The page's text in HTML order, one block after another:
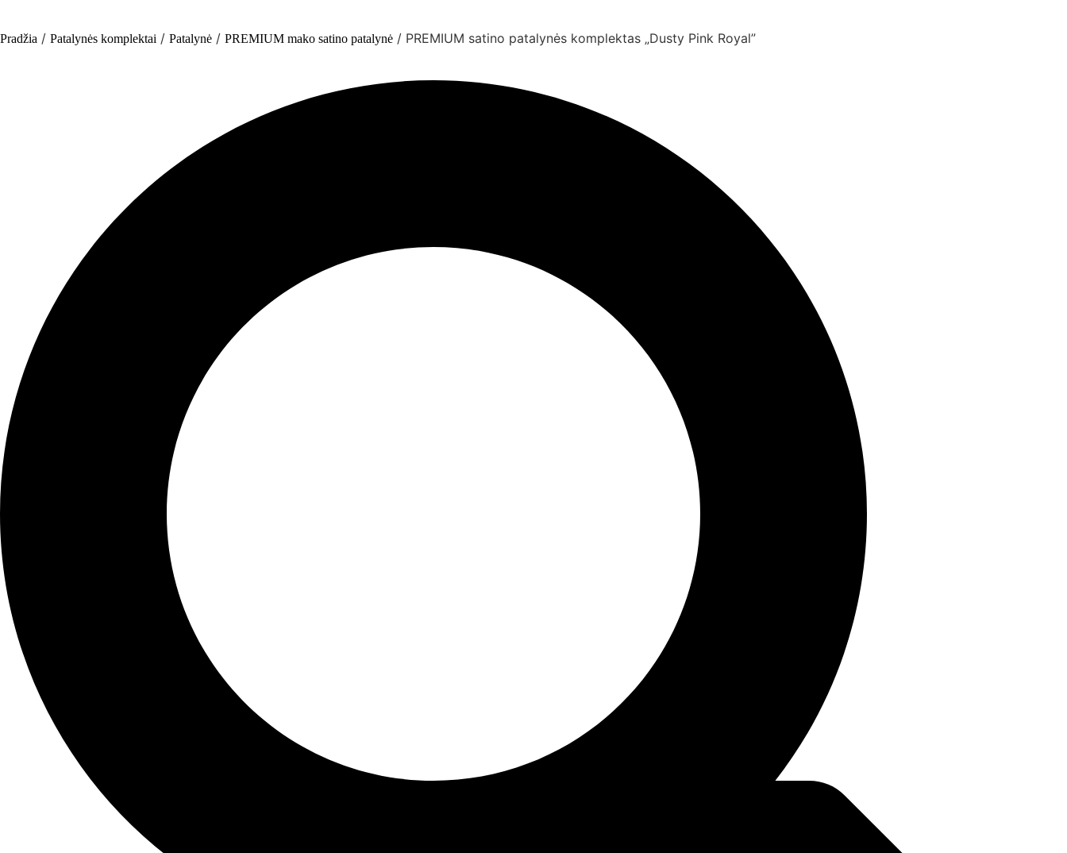
Pradžia / Patalynės komplektai / Patalynė / PREMIUM mako satino patalynė / PREMIUM satino patalynės komplektas „Dusty Pink Royal”